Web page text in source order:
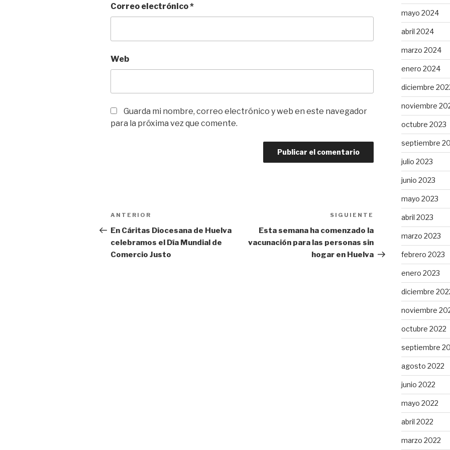
Correo electrónico*
Web
Guarda mi nombre, correo electrónico y web en este navegador
para la próxima vez que comente.
Navegación
de
entradas
Entrada
anterior:
ANTERIOR
En Cáritas Diocesana de Huelva
celebramos el Día Mundial de
Comercio Justo
Siguiente
entrada
SIGUIENTE
Esta semana ha comenzado la
vacunación para las personas sin
hogar en Huelva
mayo 2024
abril 2024
marzo 2024
enero 2024
diciembre
noviembre
octubre 2023
septiembre
julio 2023
junio 2023
mayo 2023
abril 2023
marzo 2023
febrero 2023
enero 2023
diciembre
noviembre
octubre 2022
septiembre
agosto 2022
junio 2022
mayo 2022
abril 2022
marzo 2022